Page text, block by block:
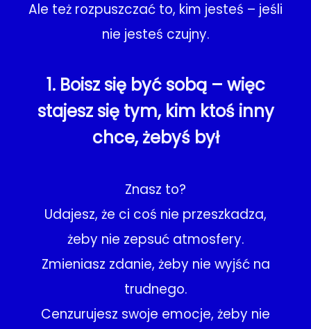
Ale też rozpuszczać to, kim jesteś – jeśli
nie jesteś czujny.
1. Boisz się być sobą – więc
stajesz się tym, kim ktoś inny
chce, żebyś był
Znasz to?
Udajesz, że ci coś nie przeszkadza,
żeby nie zepsuć atmosfery.
Zmieniasz zdanie, żeby nie wyjść na
trudnego.
Cenzurujesz swoje emocje, żeby nie